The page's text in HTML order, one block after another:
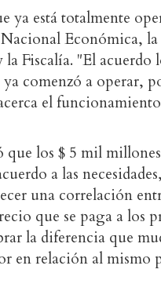
ya está totalmente
Económica, la
Fiscalía. "El acuerdo
comenzó a operar,
el
los $ 5 mil
a las
una correlación
que se paga a los
la diferencia que
en relación al mismo